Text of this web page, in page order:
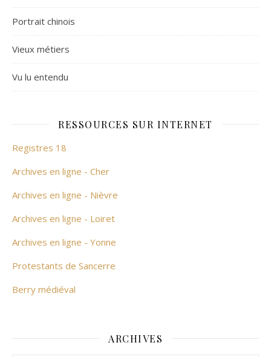
Portrait chinois
Vieux métiers
Vu lu entendu
RESSOURCES SUR INTERNET
Registres 18
Archives en ligne - Cher
Archives en ligne - Nièvre
Archives en ligne - Loiret
Archives en ligne - Yonne
Protestants de Sancerre
Berry médiéval
ARCHIVES